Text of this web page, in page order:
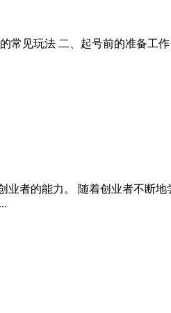
见玩法 二、起号前的准备工
者的能力。 随着创业者不断